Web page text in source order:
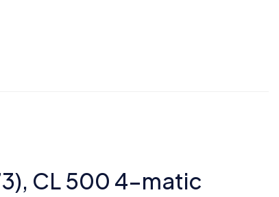
CL 500 4-matic